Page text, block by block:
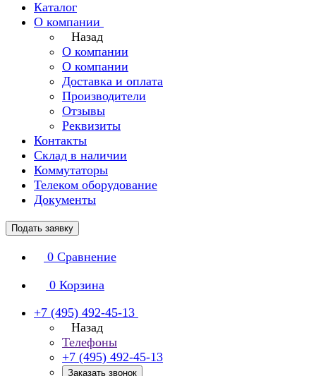
Каталог
О компании
Назад
О компании
О компании
Доставка и оплата
Производители
Отзывы
Реквизиты
Контакты
Склад в наличии
Коммутаторы
Телеком оборудование
Документы
Подать заявку
0 Сравнение
0 Корзина
+7 (495) 492-45-13
Назад
Телефоны
+7 (495) 492-45-13
Заказать звонок